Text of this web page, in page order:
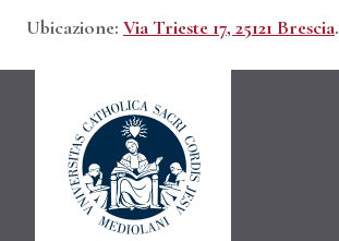
Ubicazione: Via Trieste 17, 25121 Brescia.